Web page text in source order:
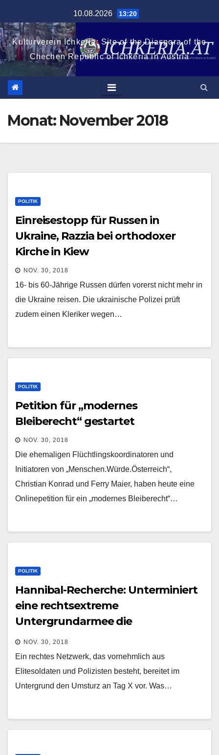
Inhalt
springen
10.08.2026 13:20
Kulturverein Ichkeria: Site of the Diaspora of the
Chechen Republic of Ichkeria in Austria
Monat: November 2018
POLITIK
Einreisestopp für Russen in
Ukraine, Razzia bei orthodoxer
Kirche in Kiew
NOV. 30, 2018
16- bis 60-Jährige Russen dürfen vorerst nicht mehr in
die Ukraine reisen. Die ukrainische Polizei prüft
zudem einen Kleriker wegen…
POLITIK
Petition für „modernes
Bleiberecht“ gestartet
NOV. 30, 2018
Die ehemaligen Flüchtlingskoordinatoren und
Initiatoren von „Menschen.Würde.Österreich“,
Christian Konrad und Ferry Maier, haben heute eine
Onlinepetition für ein „modernes Bleiberecht“…
POLITIK
Hannibal-Recherche: Unterminiert
eine rechtsextreme
Untergrundarmee die
Bundeswehr?
NOV. 30, 2018
Ein rechtes Netzwerk, das vornehmlich aus
Elitesoldaten und Polizisten besteht, bereitet im
Untergrund den Umsturz an Tag X vor. Was…